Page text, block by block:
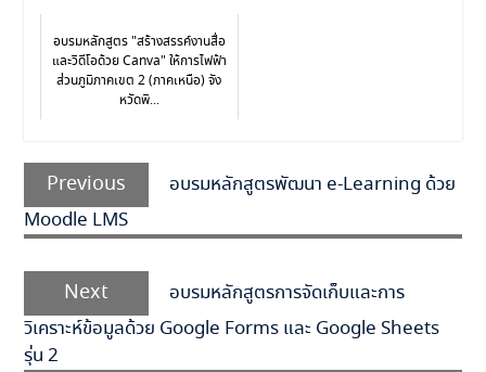
อบรมหลักสูตร "สร้างสรรค์งานสื่อ
และวิดีโอด้วย Canva" ให้การไฟฟ้า
ส่วนภูมิภาคเขต 2 (ภาคเหนือ) จัง
หวัดพิ...
Previous
อบรมหลักสูตรพัฒนา e-Learning ด้วย
Moodle LMS
Next
อบรมหลักสูตรการจัดเก็บและการ
วิเคราะห์ข้อมูลด้วย Google Forms และ Google Sheets
รุ่น 2